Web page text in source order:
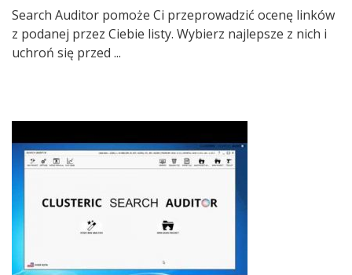
Search Auditor pomoże Ci przeprowadzić ocenę linków
z podanej przez Ciebie listy. Wybierz najlepsze z nich i
uchroń się przed ...